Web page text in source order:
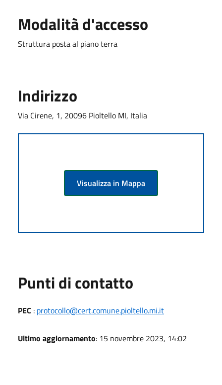
Modalità d'accesso
Struttura posta al piano terra
Indirizzo
Via Cirene, 1, 20096 Pioltello MI, Italia
Visualizza in Mappa
Punti di contatto
PEC : protocollo@cert.comune.pioltello.mi.it
Ultimo aggiornamento: 15 novembre 2023, 14:02